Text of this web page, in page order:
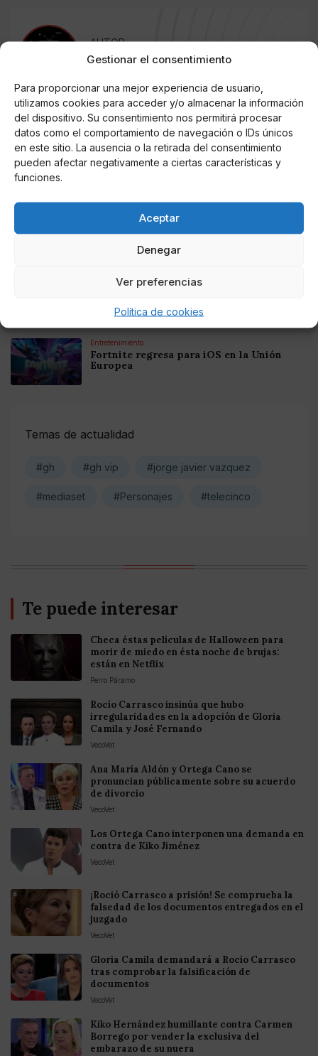
Gestionar el consentimiento
Para proporcionar una mejor experiencia de usuario,
utilizamos cookies para acceder y/o almacenar la información
del dispositivo. Su consentimiento nos permitirá procesar
datos como el comportamiento de navegación o IDs únicos
en este sitio. La ausencia o la retirada del consentimiento
pueden afectar negativamente a ciertas características y
funciones.
Aceptar
Denegar
Ver preferencias
Política de cookies
AUTOR
Sergio Serrano
Noticias relacionadas
Online Casino
Mejores Cripto Casinos Online en
Mejores Casinos Online con Bitcoin y
Criptomonedas en Argentina 2025
Online Casino
Mejores casinos online con
Entretenimiento
Fortnite regresa para iOS en la Unión
Europea
Temas de actualidad
#gh #gh vip #jorge javier vazquez
#mediaset #Personajes #telecinco
Te puede interesar
Checa éstas películas de Halloween para
morir de miedo en ésta noche de brujas:
están en Netflix
Perro Páramo
Rocío Carrasco insinúa que hubo
irregularidades en la adopción de Gloria
Camila y José Fernando
VecoVet
Ana María Aldón y Ortega Cano se
pronuncian públicamente sobre su acuerdo
de divorcio
VecoVet
Los Ortega Cano interponen una demanda en
contra de Kiko Jiménez
VecoVet
¡Roció Carrasco a prisión! Se comprueba la
falsedad de los documentos entregados en el
juzgado
VecoVet
Gloria Camila demandará a Rocío Carrasco
tras comprobar la falsificación de
documentos
VecoVet
Kiko Hernández humillante contra Carmen
Borrego por vender la exclusiva del
embarazo de su nuera